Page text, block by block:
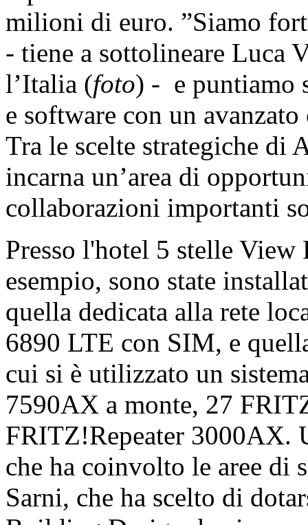
milioni di euro. ”Siamo
- tiene a sottolineare Luca
l’Italia (foto) - e puntiamo
e software con un
Tra le scelte strategiche di
incarna un’area di
collaborazioni importanti
Presso l'hotel 5 stelle
esempio, sono state
quella dedicata alla rete
6890 LTE con SIM, e
cui si è utilizzato un
7590AX a monte, 27
FRITZ!Repeater 3000AX.
che ha coinvolto le aree di
Sarni, che ha scelto di